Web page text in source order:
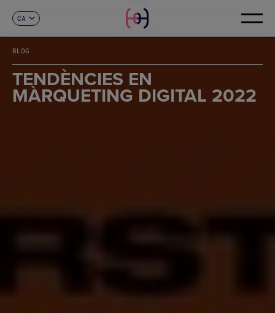
CA
FR
DE
IT
PT
CONTACTE
BLOG
TENDÈNCIES EN
MÀRQUETING DIGITAL 2022